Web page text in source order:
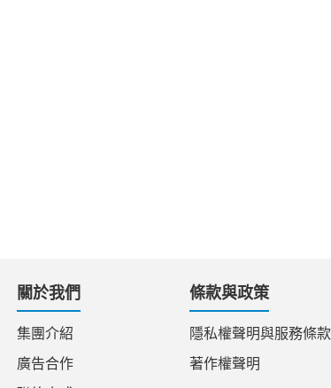
關於我們
集團介紹
廣告合作
條款與政策
隱私權聲明與服務條款
著作權聲明